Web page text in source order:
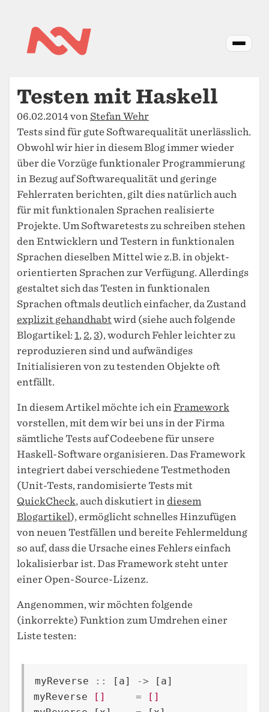
Testen mit Haskell
06.02.2014 von Stefan Wehr
Tests sind für gute Softwarequalität unerlässlich.
Obwohl wir hier in diesem Blog immer wieder
über die Vorzüge funktionaler Programmierung
in Bezug auf Softwarequalität und geringe
Fehlerraten berichten, gilt dies natürlich auch
für mit funktionalen Sprachen realisierte
Projekte. Um Softwaretests zu schreiben stehen
den Entwicklern und Testern in funktionalen
Sprachen dieselben Mittel wie z.B. in objekt-
orientierten Sprachen zur Verfügung. Allerdings
gestaltet sich das Testen in funktionalen
Sprachen oftmals deutlich einfacher, da Zustand
explizit gehandhabtwird (siehe auch folgende
Blogartikel: 1, 2, 3), wodurch Fehler leichter zu
reproduzieren sind und aufwändiges
Initialisieren von zu testenden Objekte oft
entfällt.
In diesem Artikel möchte ich einFramework
vorstellen, mit dem wir bei uns in der Firma
sämtliche Tests auf Codeebene für unsere
Haskell-Software organisieren. Das Framework
integriert dabei verschiedene Testmethoden
(Unit-Tests, randomisierte Tests mit
QuickCheck, auch diskutiert in diesem
Blogartikel), ermöglicht schnelles Hinzufügen
von neuen Testfällen und bereite Fehlermeldung
so auf, dass die Ursache eines Fehlers einfach
lokalisierbar ist. Das Framework steht unter
einer Open-Source-Lizenz.
Angenommen, wir möchten folgende
(inkorrekte) Funktion zum Umdrehen einer
Liste testen:
myReverse :: [ a] -> [ a]
myReverse
[] =
[]